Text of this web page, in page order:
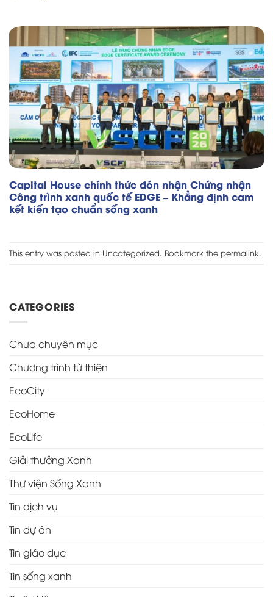
Capital House chính thức đón nhận Chứng nhận
Công trình xanh quốc tế EDGE – Khẳng định cam
kết kiến tạo chuẩn sống xanh
This entry was posted in Uncategorized. Bookmark the permalink.
CATEGORIES
Chưa chuyên mục
Chương trình từ thiện
EcoCity
EcoHome
EcoLife
Giải thưởng Xanh
Thư viện Sống Xanh
Tin dịch vụ
Tin dự án
Tin giáo dục
Tin sống xanh